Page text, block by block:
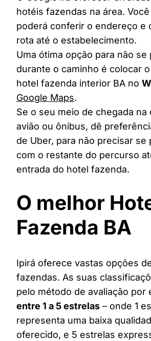
hotéis fazendas na área.
poderá conferir o endereço e
rota até o estabelecimento.
Uma ótima opção para não se
durante o caminho é colocar
hotel fazenda interior BA no
Google Maps.
Se o seu meio de chegada
avião ou ônibus, dê
de Uber, para não precisar se
com o restante do percurso
entrada do hotel fazenda.
O melhor
Fazenda BA
Ipirá oferece vastas opções
fazendas. As suas
pelo método de avaliação por
entre 1 a 5 estrelas – onde 1
representa uma baixa
oferecido, e 5 estrelas